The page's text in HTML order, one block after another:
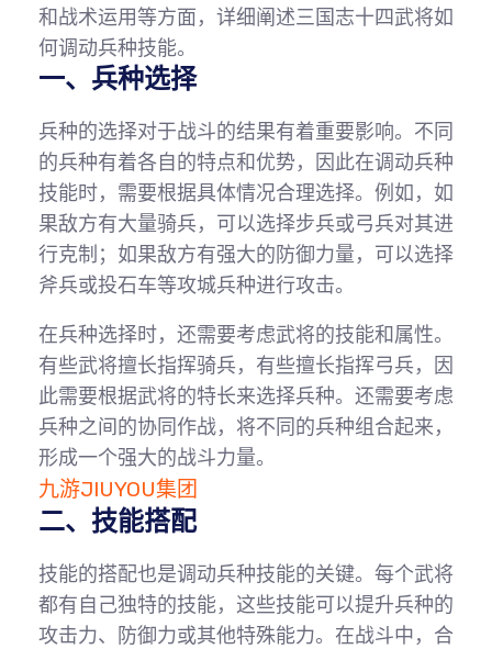
和战术运用等方面，详细阐述三国志十四武将如
何调动兵种技能。
一、兵种选择
兵种的选择对于战斗的结果有着重要影响。不同
的兵种有着各自的特点和优势，因此在调动兵种
技能时，需要根据具体情况合理选择。例如，如
果敌方有大量骑兵，可以选择步兵或弓兵对其进
行克制；如果敌方有强大的防御力量，可以选择
斧兵或投石车等攻城兵种进行攻击。
在兵种选择时，还需要考虑武将的技能和属性。
有些武将擅长指挥骑兵，有些擅长指挥弓兵，因
此需要根据武将的特长来选择兵种。还需要考虑
兵种之间的协同作战，将不同的兵种组合起来，
形成一个强大的战斗力量。
九游JIUYOU集团
二、技能搭配
技能的搭配也是调动兵种技能的关键。每个武将
都有自己独特的技能，这些技能可以提升兵种的
攻击力、防御力或其他特殊能力。在战斗中，合